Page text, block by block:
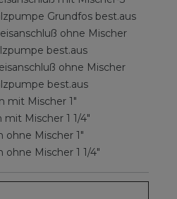
Grundfos best.aus
ohne Mischer
best.aus
ohne Mischer
best.aus
mit Mischer 1"
mit Mischer 1 1/4"
ohne Mischer 1"
ohne Mischer 1 1/4"